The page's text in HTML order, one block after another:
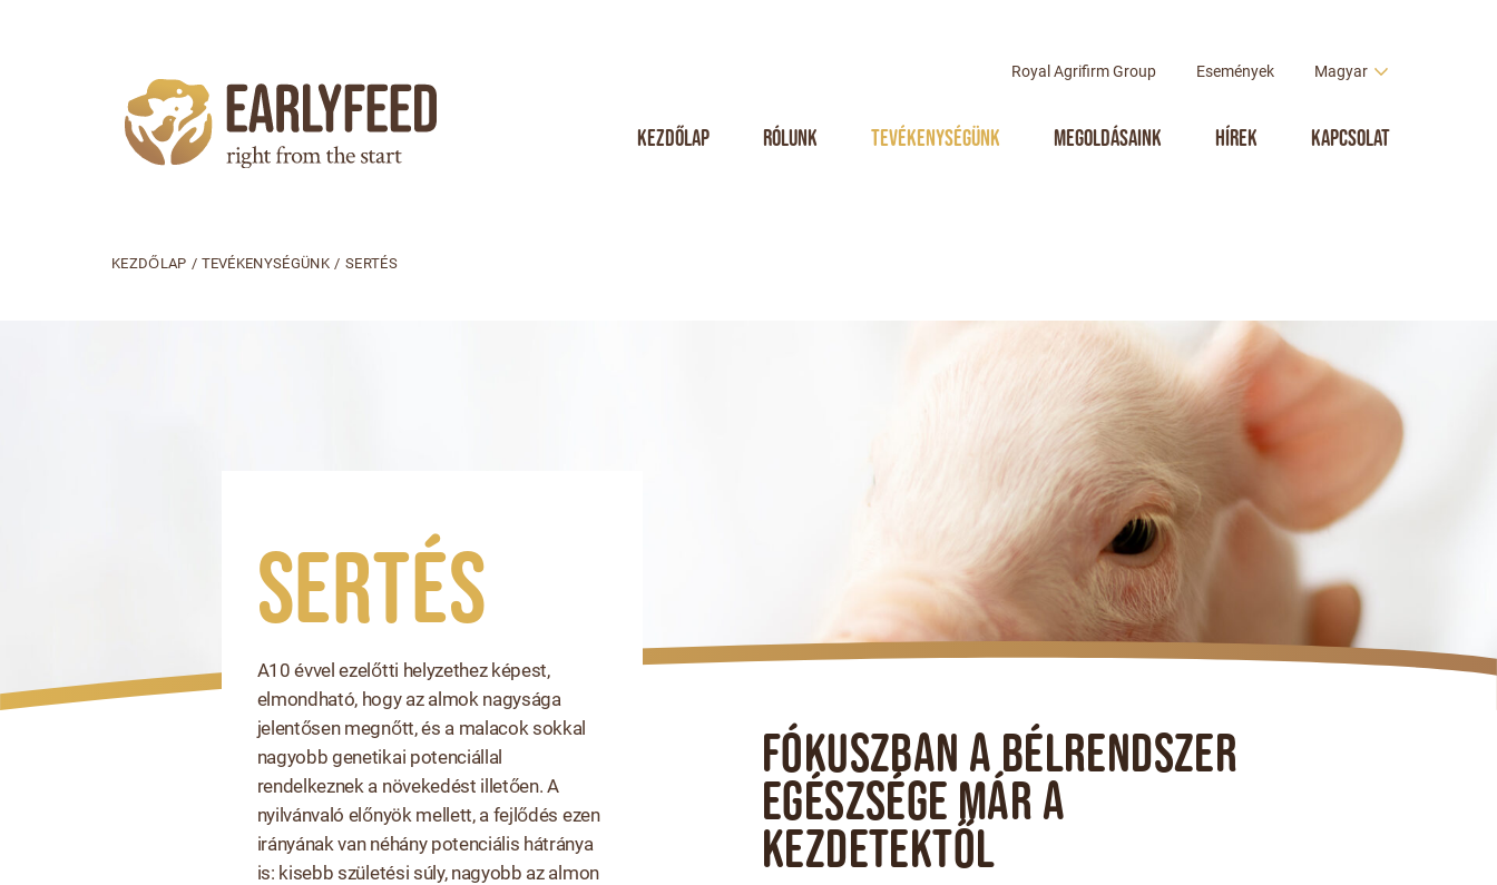
Royal Agrifirm Group Események Magyar
Kezdőlap Rólunk Tevékenységünk Megoldásaink Hírek Kapcsolat
KEZDŐLAP / TEVÉKENYSÉGÜNK / SERTÉS
Sertés
A10 évvel ezelőtti helyzethez képest,
elmondható, hogy az almok nagysága
jelentősen megnőtt, és a malacok sokkal
nagyobb genetikai potenciállal
rendelkeznek a növekedést illetően. A
nyilvánvaló előnyök mellett, a fejlődés ezen
irányának van néhány potenciális hátránya
is: kisebb születési súly, nagyobb az almon
FÓKUSZBAN A BÉLRENDSZER
EGÉSZSÉGE MÁR A
KEZDETEKTŐL